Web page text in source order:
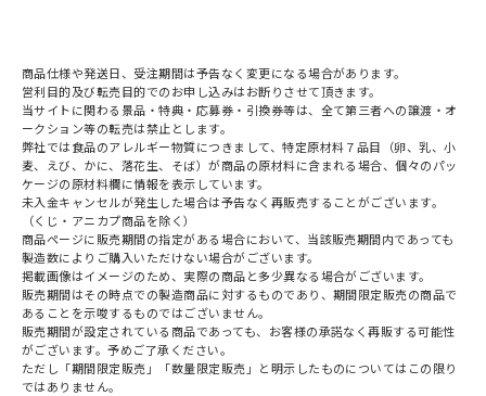
商品仕様や発送日、受注期間は予告なく変更になる場合があります。
営利目的及び転売目的でのお申し込みはお断りさせて頂きます。
当サイトに関わる景品・特典・応募券・引換券等は、全て第三者への譲渡・オ
ークション等の転売は禁止とします。
弊社では食品のアレルギー物質につきまして、特定原材料７品目（卵、乳、小
麦、えび、かに、落花生、そば）が商品の原材料に含まれる場合、個々のパッ
ケージの原材料欄に情報を表示しています。
未入金キャンセルが発生した場合は予告なく再販売することがございます。
（くじ・アニカプ商品を除く）
商品ページに販売期間の指定がある場合において、当該販売期間内であっても
製造数によりご購入いただけない場合がございます。
掲載画像はイメージのため、実際の商品と多少異なる場合がございます。
販売期間はその時点での製造商品に対するものであり、期間限定販売の商品で
あることを示唆するものではございません。
販売期間が設定されている商品であっても、お客様の承諾なく再販する可能性
がございます。予めご了承ください。
ただし「期間限定販売」「数量限定販売」と明示したものについてはこの限り
ではありません。